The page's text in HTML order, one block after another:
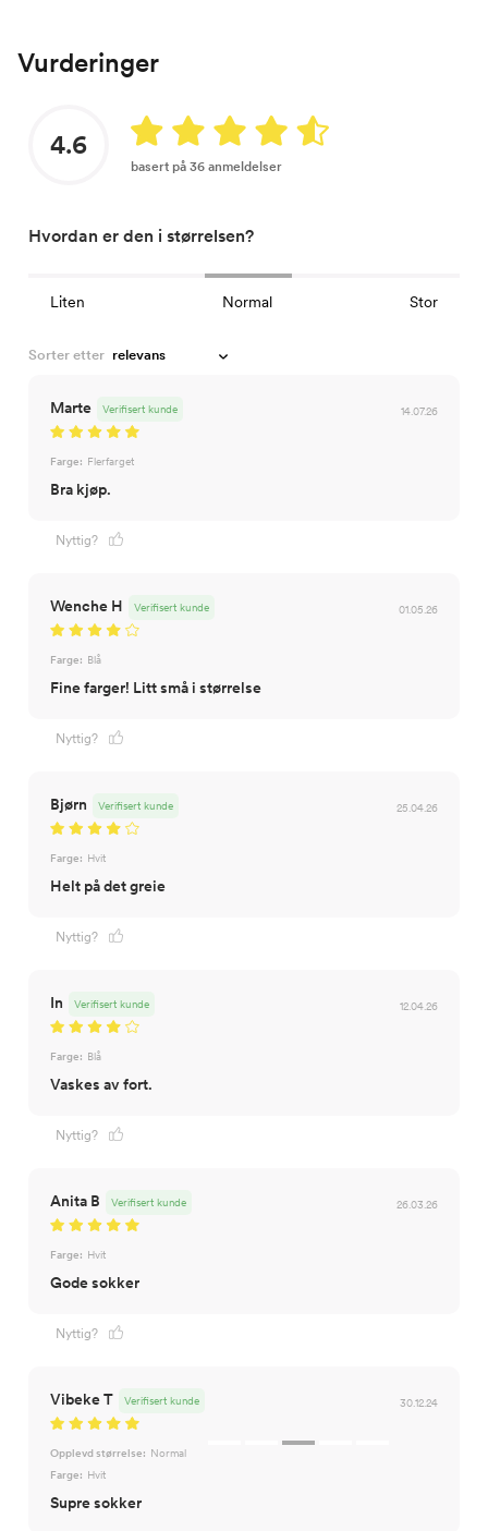
Vurderinger
4.6
basert på 36 anmeldelser
Hvordan er den i størrelsen?
Liten Normal Stor
Sorter etter
Marte 14.07.26
Verifisert kunde
Farge: Flerfarget
Bra kjøp.
Nyttig?
Wenche H 01.05.26
Verifisert kunde
Farge: Blå
Fine farger! Litt små i størrelse
Nyttig?
Bjørn 25.04.26
Verifisert kunde
Farge: Hvit
Helt på det greie
Nyttig?
In 12.04.26
Verifisert kunde
Farge: Blå
Vaskes av fort.
Nyttig?
Anita B 26.03.26
Verifisert kunde
Farge: Hvit
Gode sokker
Nyttig?
Vibeke T 30.12.24
Verifisert kunde
Opplevd størrelse: Normal
Farge: Hvit
Supre sokker